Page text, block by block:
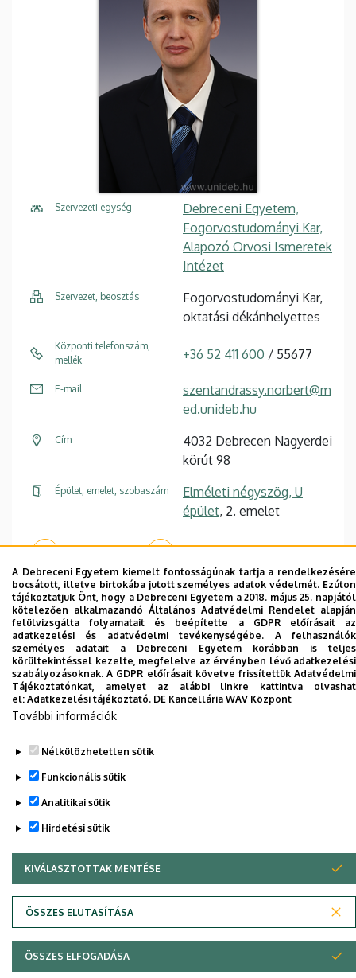
Szervezeti egység
Debreceni Egyetem,
Fogorvostudományi Kar,
Alapozó Orvosi Ismeretek
Intézet
Szervezet, beosztás
Fogorvostudományi Kar,
oktatási dékánhelyettes
Központi telefonszám,
mellék
+36 52 411 600 / 55677
E-mail
szentandrassy.norbert@m
ed.unideb.hu
Cím
4032 Debrecen Nagyerdei
körút 98
Épület, emelet, szobaszám
Elméleti négyszög, U
épület, 2. emelet
Dolgozói adatmódosítás igénylése a DE
telefonkönyvében|Külső személyek rögzítése a
DE telefonkönyvében| Súgó| Hibabejelentés
Adatvédelem
A Debreceni Egyetem kiemelt fontosságúnak tartja a rendelkezésére
bocsátott, illetve birtokába jutott személyes adatok védelmét. Ezúton
tájékoztatjuk Önt, hogy a Debreceni Egyetem a 2018. május 25. napjától
kötelezően alkalmazandó Általános Adatvédelmi Rendelet alapján
felülvizsgálta folyamatait és beépítette a GDPR előírásait az
adatkezelési és adatvédelmi tevékenységébe. A felhasználók
személyes adatait a Debreceni Egyetem korábban is teljes
körültekintéssel kezelte, megfelelve az érvényben lévő adatkezelési
szabályozásoknak. A GDPR előírásait követve frissítettük Adatvédelmi
Tájékoztatónkat, amelyet az alábbi linkre kattintva olvashat
el: Adatkezelési tájékoztató. DE Kancellária WAV Központ
További információk
Nélkülözhetetlen sütik
Funkcionális sütik
Analitikai sütik
Hirdetési sütik
KIVÁLASZTOTTAK MENTÉSE
ÖSSZES ELUTASÍTÁSA
WITHDRAW CONSENT
ÖSSZES ELFOGADÁSA